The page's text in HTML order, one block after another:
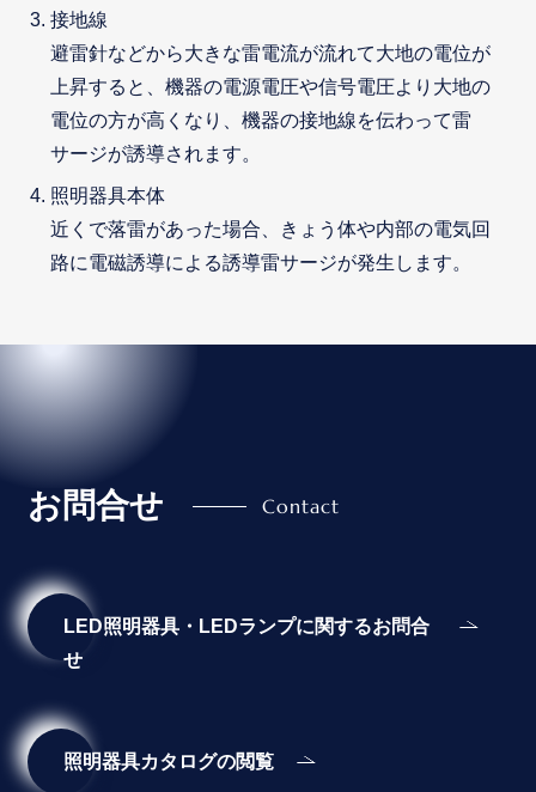
接地線
避雷針などから大きな雷電流が流れて大地の電位が
上昇すると、機器の電源電圧や信号電圧より大地の
電位の方が高くなり、機器の接地線を伝わって雷
サージが誘導されます。
照明器具本体
近くで落雷があった場合、きょう体や内部の電気回
路に電磁誘導による誘導雷サージが発生します。
お問合せ
LED照明器具・LEDランプに関するお問合
せ
照明器具カタログの閲覧